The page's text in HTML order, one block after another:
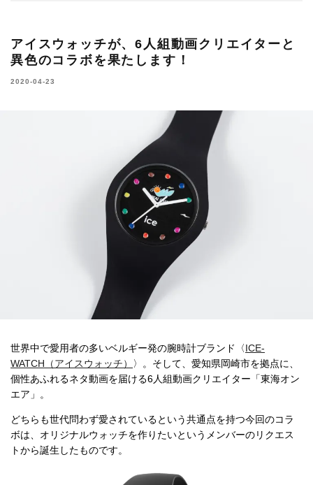
アイスウォッチが、6人組動画クリエイターと
異色のコラボを果たします！
2020-04-23
世界中で愛用者の多いベルギー発の腕時計ブランド〈ICE-
WATCH（アイスウォッチ）
〉。そして、愛知県岡崎市を拠点に、
個性あふれるネタ動画を届ける6人組動画クリエイター「東海オン
エア」。
どちらも世代問わず愛されているという共通点を持つ今回のコラ
ボは、オリジナルウォッチを作りたいというメンバーのリクエス
トから誕生したものです。